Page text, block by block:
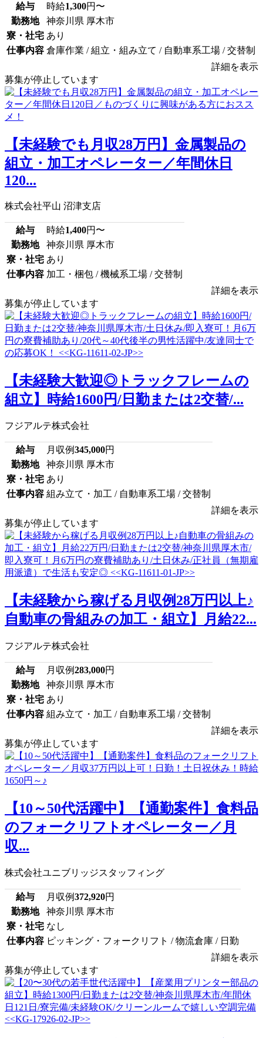
給与 時給1,300円〜
勤務地
神奈川県 厚木市
寮・社宅 あり
仕事内容 倉庫作業 / 組立・組み立て / 自動車系工場 / 交替制
詳細を表示
募集が停止しています
【未経験でも月収28万円】金属製品の
組立・加工オペレーター／年間休日
120...
株式会社平山 沼津支店
給与 時給1,400円〜
勤務地
神奈川県 厚木市
寮・社宅 あり
仕事内容 加工・梱包 / 機械系工場 / 交替制
詳細を表示
募集が停止しています
【未経験大歓迎◎トラックフレームの
組立】時給1600円/日勤または2交替/...
フジアルテ株式会社
給与 月収例345,000円
勤務地
神奈川県 厚木市
寮・社宅 あり
仕事内容 組み立て・加工 / 自動車系工場 / 交替制
詳細を表示
募集が停止しています
【未経験から稼げる月収例28万円以上♪
自動車の骨組みの加工・組立】月給22...
フジアルテ株式会社
給与 月収例283,000円
勤務地
神奈川県 厚木市
寮・社宅 あり
仕事内容 組み立て・加工 / 自動車系工場 / 交替制
詳細を表示
募集が停止しています
【10～50代活躍中】【通勤案件】食料品
のフォークリフトオペレーター／月
収...
株式会社ユニブリッジスタッフィング
給与 月収例372,920円
勤務地
神奈川県 厚木市
寮・社宅 なし
仕事内容 ピッキング・フォークリフト / 物流倉庫 / 日勤
詳細を表示
募集が停止しています